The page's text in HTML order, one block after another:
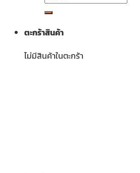
ตะกร้าสินค้า
ไม่มีสินค้าในตะกร้า